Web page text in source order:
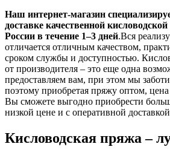
Наш интернет-магазин
доставке качественной
России в течение 1–3 дней.Вся
отличается отличным качеством,
сроком службы и доступностью.
от производителя – это еще одна
предоставляем вам, при этом мы
поэтому приобретая пряжу оптом,
Вы сможете выгодно приобрести
низкой цене и с оперативной
Кисловодская пряжа –